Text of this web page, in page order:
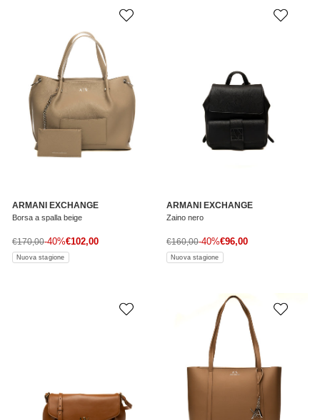
ARMANI EXCHANGE
Borsa a spalla beige
Prezzo di vendita
€102,00
Prezzo normale
€170,00-40%
Nuova stagione
ARMANI EXCHANGE
Zaino nero
Prezzo di vendita
€96,00
Prezzo normale
€160,00-40%
Nuova stagione